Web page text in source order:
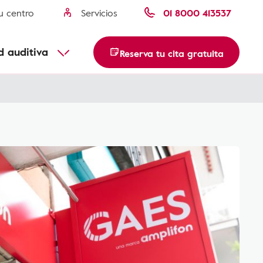
centro Servicios 01 8000 413537
auditiva
Reserva tu cita gratuita